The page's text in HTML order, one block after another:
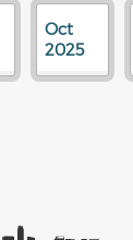
Oct
2025